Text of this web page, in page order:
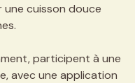
une cuisson douce
participent à une
avec une application